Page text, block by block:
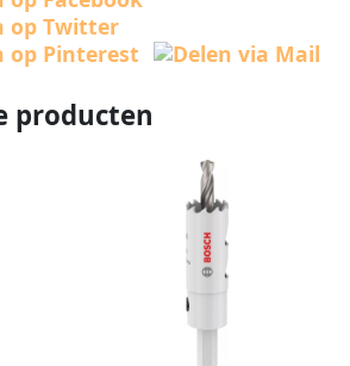
producten